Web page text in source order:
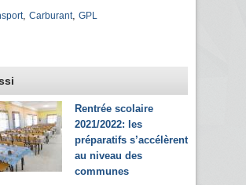
, Carburant, GPL
Rentrée scolaire
2021/2022: les
préparatifs s’accélèrent
au niveau des
communes